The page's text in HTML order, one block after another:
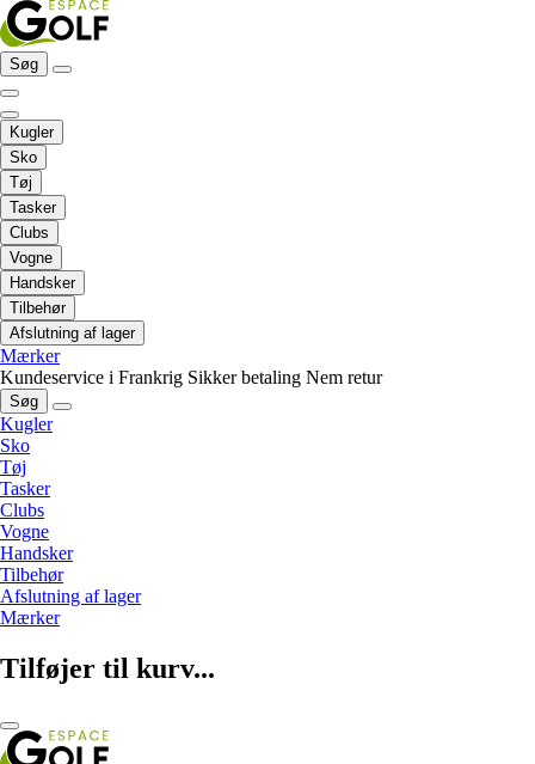
Søg
Kugler
Sko
Tøj
Tasker
Clubs
Vogne
Handsker
Tilbehør
Afslutning af lager
Mærker
Kundeservice i Frankrig Sikker betaling Nem retur
Søg
Kugler
Sko
Tøj
Tasker
Clubs
Vogne
Handsker
Tilbehør
Afslutning af lager
Mærker
Tilføjer til kurv...